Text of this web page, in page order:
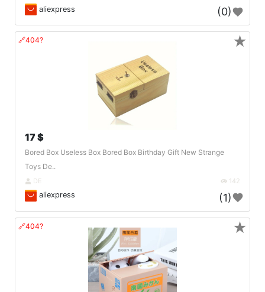
aliexpress (0)
🔗404?
17 $
Bored Box Useless Box Bored Box Birthday Gift New Strange
Toys De..
DE 142
aliexpress (1)
★
🔗404? ★